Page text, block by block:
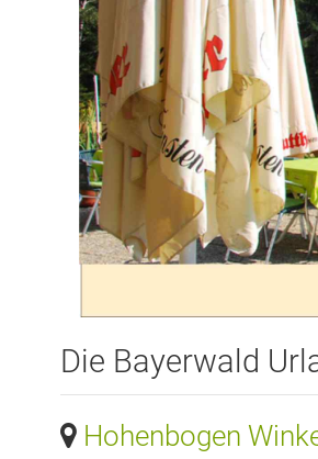
Die Bayerwald
Hohenbogen